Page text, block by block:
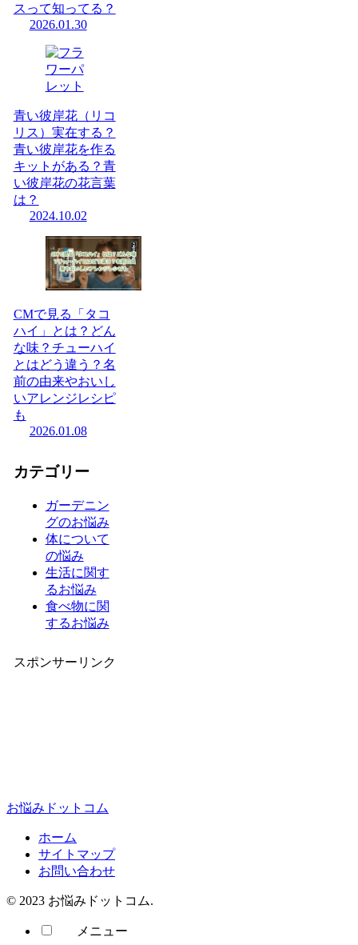
スって知ってる？
2026.01.30
青い彼岸花（リコ
リス）実在する？
青い彼岸花を作る
キットがある？青
い彼岸花の花言葉
は？
2024.10.02
CMで見る「タコ
ハイ」とは？どん
な味？チューハイ
とはどう違う？名
前の由来やおいし
いアレンジレシピ
も
2026.01.08
カテゴリー
ガーデニン
グのお悩み
体について
の悩み
生活に関す
るお悩み
食べ物に関
するお悩み
スポンサーリンク
お悩みドットコム
ホーム
サイトマップ
お問い合わせ
© 2023 お悩みドットコム.
メニュー